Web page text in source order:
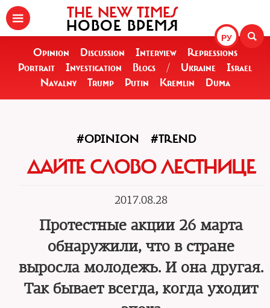
РУ
THE NEW TIMES
НОВОЕ ВРЕМЯ
Opinion Discussion Interview
Repressions
Portrait
Investigation Blogs / Ukraine
Israel
Navalny
Trump Putin Kremlin Duma
#OPINION #TREND
ДАЙТЕ СЛОВО ЛЕСТНИЦЕ
2017.08.28
Протестные акции 26 марта
обнаружили, что в стране
выросла молодежь. И она другая.
Так бывает всегда, когда уходит